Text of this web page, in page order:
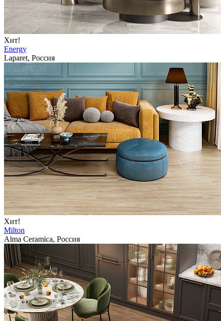
Хит!
Energy
Laparet, Россия
Хит!
Milton
Alma Ceramica, Россия